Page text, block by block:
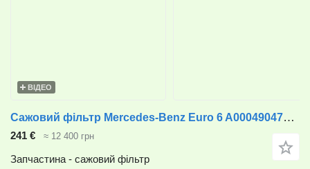
ВІДЕО
Сажовий фільтр Mercedes-Benz Euro 6 A0004904792 до вантажівки Mercedes-Benz Actros
241 € ≈ 12 400 грн
Запчастина - сажовий фільтр